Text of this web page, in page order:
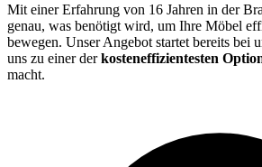
Mit einer Erfahrung von 16 Jahren in der
genau, was benötigt wird, um Ihre Möbel
bewegen. Unser Angebot startet bereits bei
uns zu einer derkosteneffizientesten
macht.